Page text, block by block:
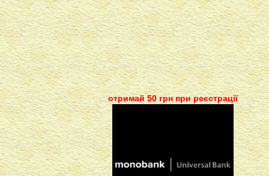
отримай 50 грн при реєстрації